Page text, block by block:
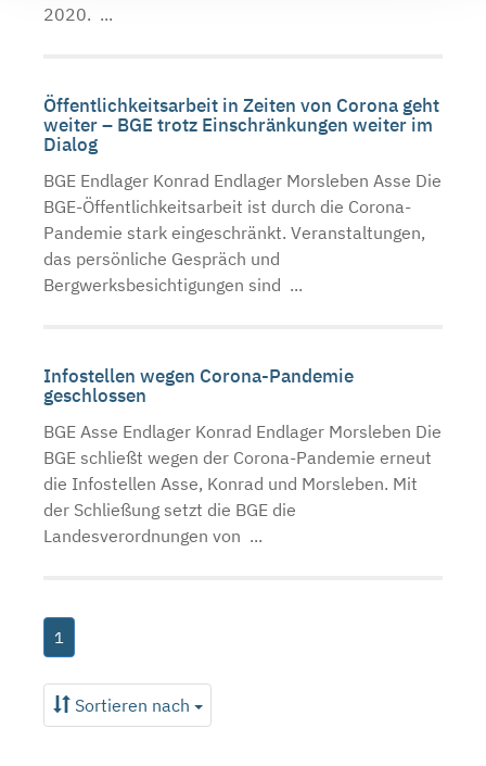
2020. ...
Öffentlichkeitsarbeit in Zeiten von Corona geht
weiter – BGE trotz Einschränkungen weiter im
Dialog
BGE Endlager Konrad Endlager Morsleben Asse Die
BGE-Öffentlichkeitsarbeit ist durch die Corona-
Pandemie stark eingeschränkt. Veranstaltungen,
das persönliche Gespräch und
Bergwerksbesichtigungen sind ...
Infostellen wegen Corona-Pandemie
geschlossen
BGE Asse Endlager Konrad Endlager Morsleben Die
BGE schließt wegen der Corona-Pandemie erneut
die Infostellen Asse, Konrad und Morsleben. Mit
der Schließung setzt die BGE die
Landesverordnungen von ...
1
Sortieren nach